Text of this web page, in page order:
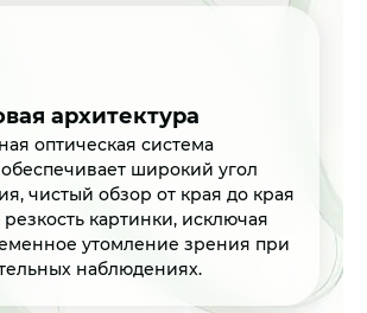
архитектура
оптическая система
обеспечивает широкий угол
чистый обзор от края до края
картинки, исключая
утомление зрения при
наблюдениях.